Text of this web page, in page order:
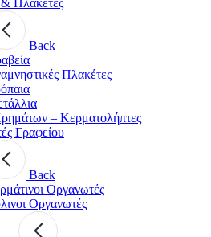
Back
Πλακέτες
– Κερματολήπτες
Γραφείου
Back
Οργανωτές
Οργανωτές